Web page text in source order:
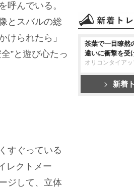
呼んでいる。
とスバルの総
けられたら」
”と遊び心たっ
すぐっている
レクトメー
ジして、立体
茶葉で一目瞭然
違いに衝撃を受
オリコンタイア
新着